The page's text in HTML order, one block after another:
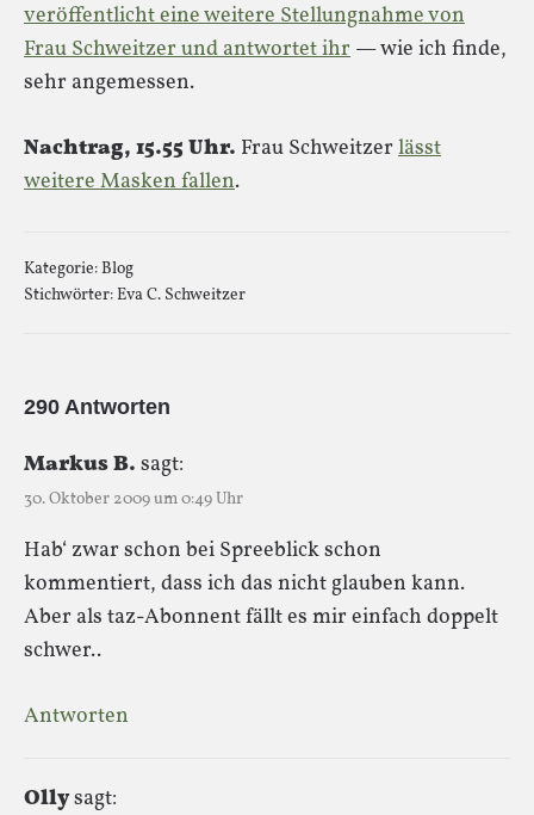
veröffentlicht eine weitere Stellungnahme von
Frau Schweitzer und antwortet ihr — wie ich finde,
sehr angemessen.
Nachtrag, 15.55 Uhr. Frau Schweitzer lässt
weitere Masken fallen.
Kategorie:Blog
Stichwörter:Eva C. Schweitzer
290 Antworten
Markus B. sagt:
30. Oktober 2009 um 0:49 Uhr
Hab‘ zwar schon bei Spreeblick schon
kommentiert, dass ich das nicht glauben kann.
Aber als taz-Abonnent fällt es mir einfach doppelt
schwer..
Antworten
Ollysagt: